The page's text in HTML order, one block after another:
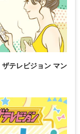
ザテレビジョン マン